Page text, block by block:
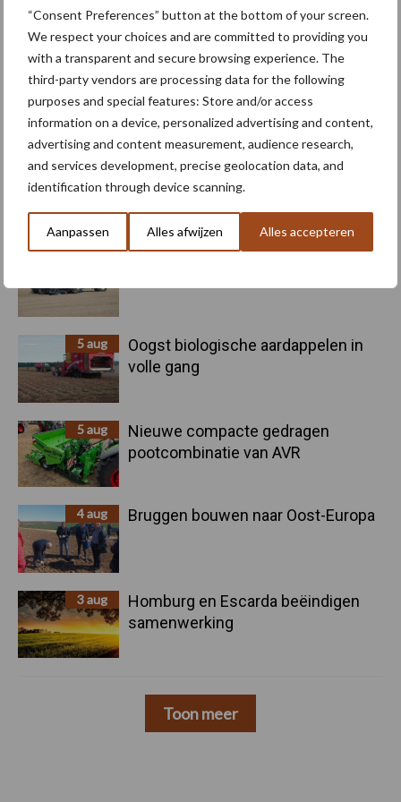
“Consent Preferences” button at the bottom of your screen.
We respect your choices and are committed to providing you
with a transparent and secure browsing experience. The
third-party vendors are processing data for the following
purposes and special features: Store and/or access
information on a device, personalized advertising and content,
advertising and content measurement, audience research,
and services development, precise geolocation data, and
identification through device scanning.
Aanpassen Alles afwijzen Alles accepteren
Primaire
Sidebar
Recent nieuws Partner nieuws
5 aug
Oogst biologische aardappelen in
volle gang
5 aug
Nieuwe compacte gedragen
pootcombinatie van AVR
4 aug Bruggen bouwen naar Oost-Europa
3 aug
Homburg en Escarda beëindigen
samenwerking
Toon meer
Kunstmeststrooier Pootmachine
Toon meer